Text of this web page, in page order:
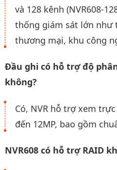
và 128 kênh (NVR608-
thống giám sát lớn như
thương mại, khu công
Đầu ghi có hỗ trợ độ
không?
Có, NVR hỗ trợ xem
đến 12MP, bao gồm
NVR608 có hỗ trợ RAID